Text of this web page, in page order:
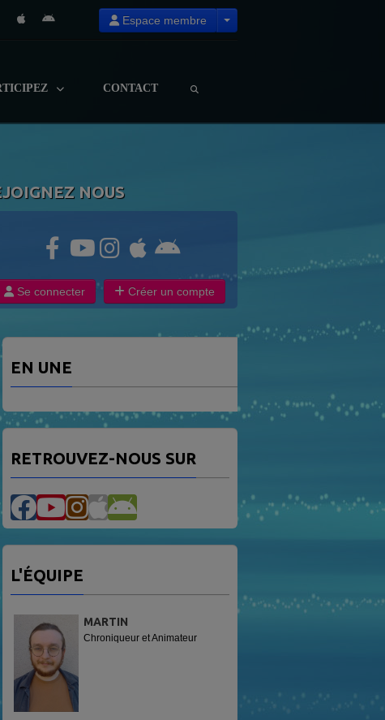
Espace membre
CONTACT
NOUS
Se connecter Créer un compte
EN UNE
RETROUVEZ-NOUS SUR
L'ÉQUIPE
MARTIN
Chroniqueur et Animateur